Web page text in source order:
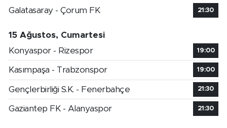
Galatasaray - Çorum FK
21:30
15 Ağustos, Cumartesi
Konyaspor - Rizespor
19:00
Kasımpaşa - Trabzonspor 19:00
Gençlerbirliği S.K. - Fenerbahçe 21:30
Gaziantep FK - Alanyaspor 21:30